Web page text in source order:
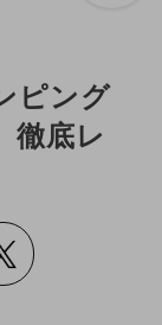
ピング
徹底レ